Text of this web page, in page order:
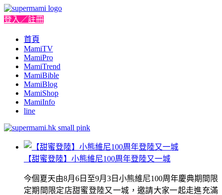
登入／註冊
首頁
MamiTV
MamiPro
MamiTrend
MamiBible
MamiBlog
MamiShop
MamiInfo
line
【甜蜜登陸】小熊維尼100周年登陸又一城
今個夏天由8月6日至9月3日小熊維尼100周年慶典期間限
定期間限定店甜蜜登陸又一城，邀請大家一起走進充滿